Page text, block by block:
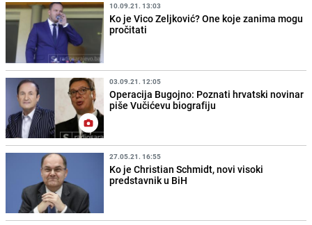
10.09.21. 13:03
Ko je Vico Zeljković? One koje zanima mogu
pročitati
03.09.21. 12:05
Operacija Bugojno: Poznati hrvatski novinar
piše Vučićevu biografiju
27.05.21. 16:55
Ko je Christian Schmidt, novi visoki
predstavnik u BiH